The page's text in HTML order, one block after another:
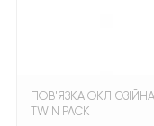
ПОВ'ЯЗКА ОКЛЮЗІЙНА
TWIN PACK